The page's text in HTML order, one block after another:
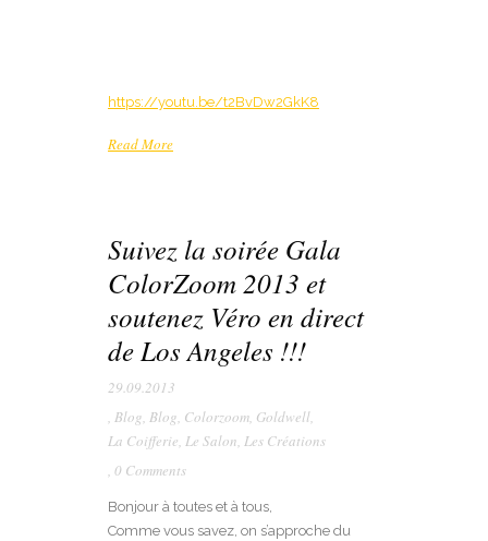
https://youtu.be/t2BvDw2GkK8
Read More
Suivez la soirée Gala
ColorZoom 2013 et
soutenez Véro en direct
de Los Angeles !!!
29.09.2013
, Blog, Blog, Colorzoom, Goldwell,
La Coifferie, Le Salon, Les Créations
, 0 Comments
Bonjour à toutes et à tous,
Comme vous savez, on s’approche du